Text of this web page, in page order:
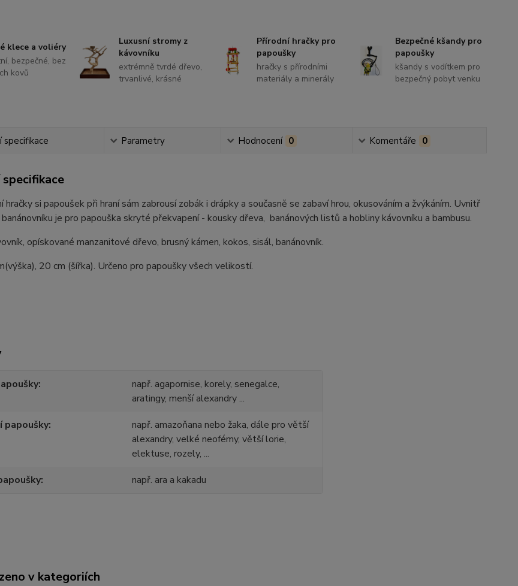
klece a voliéry
bezpečné, bez
kovů
Luxusní stromy z
kávovníku
extrémně tvrdé dřevo,
trvanlivé, krásné
Přírodní hračky pro
papoušky
hračky s přírodními
materiály a minerály
Bezpečné kšandy pro
papoušky
kšandy s vodítkem pro
bezpečný pobyt venku
Parametry Hodnocení 0 Komentáře 0
si papoušek při hraní sám zabrousí zobák i drápky a současně se zabaví hrou, okusováním a žvýkáním. Uvnitř
je pro papouška skryté překvapení - kousky dřeva, banánových listů a hobliny kávovníku a bambusu.
opískované manzanitové dřevo, brusný kámen, kokos, sisál, banánovník.
20 cm (šířka). Určeno pro papoušky všech velikostí.
např. agapornise, korely, senegalce,
aratingy, menší alexandry ...
papoušky
např. amazoňana nebo žaka, dále pro větší
alexandry, velké neofémy, větší lorie,
elektuse, rozely, ...
např. ara a kakadu
v kategoriích